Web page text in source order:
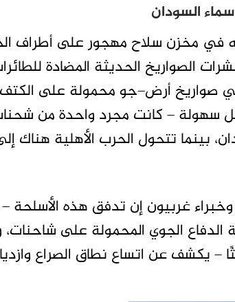
السودان
في مخزن سلاح مهجور على أطراف
الصواريخ الحديثة المضادة
صواريخ أرض–جو محمولة على
سهولة – كانت مجرد واحدة من
بينما تتحول الحرب الأهلية هناك
غربيون إن تدفق هذه الأسلحة –
الدفاع الجوي المحمولة على
– يكشف عن اتساع نطاق الصراع